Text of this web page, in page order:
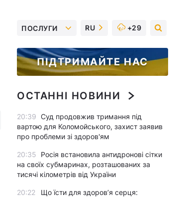
ПОСЛУГИ RU +29
ПІДТРИМАЙТЕ НАС
ОСТАННІ НОВИНИ
20:39 Суд продовжив тримання під
вартою для Коломойського, захист заявив
про проблеми зі здоров'ям
20:35
Росія встановила антидронові сітки
на своїх субмаринах, розташованих за
тисячі кілометрів від України
20:22
Що їсти для здоров’я серця: